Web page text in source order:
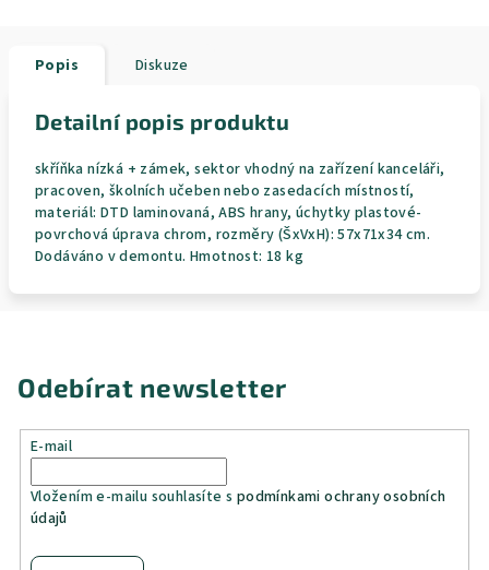
Popis Diskuze
Detailní popis produktu
skříňka nízká + zámek, sektor vhodný na zařízení kanceláři,
pracoven, školních učeben nebo zasedacích místností,
materiál: DTD laminovaná, ABS hrany, úchytky plastové-
povrchová úprava chrom, rozměry (ŠxVxH): 57x71x34 cm.
Dodáváno v demontu. Hmotnost: 18 kg
Odebírat newsletter
E-mail
Vložením e-mailu souhlasíte s podmínkami ochrany osobních
údajů